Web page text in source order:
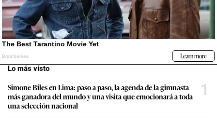
Lo más visto
Simone Biles en Lima: paso a paso, la agenda de la gimnasta
más ganadora del mundo y una visita que emocionará a toda
una selección nacional
1